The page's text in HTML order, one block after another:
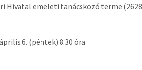
Hivatal emeleti tanácskozó terme (2628
6. (péntek) 8.30 óra